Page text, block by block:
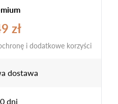
zł
i dodatkowe korzyści
dostawa
dni